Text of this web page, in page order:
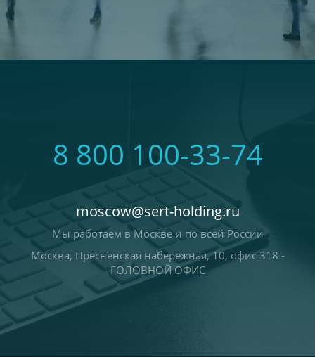
8 800 100-33-74
moscow@sert-holding.ru
Мы работаем в Москве и по всей России
Москва, Пресненская набережная, 10, офис 318 -
ГОЛОВНОЙ ОФИС